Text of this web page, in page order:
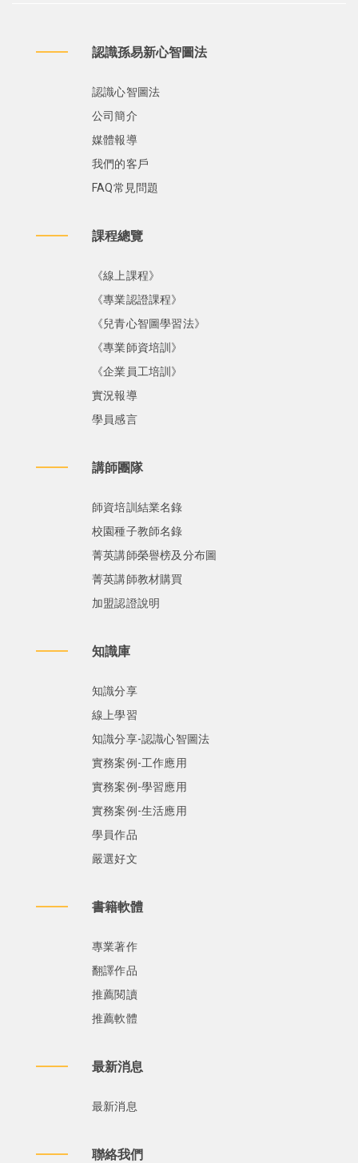
認識孫易新心智圖法
認識心智圖法
公司簡介
媒體報導
我們的客戶
FAQ常見問題
課程總覽
《線上課程》
《專業認證課程》
《兒青心智圖學習法》
《專業師資培訓》
《企業員工培訓》
實況報導
學員感言
講師團隊
師資培訓結業名錄
校園種子教師名錄
菁英講師榮譽榜及分布圖
菁英講師教材購買
加盟認證說明
知識庫
知識分享
線上學習
知識分享-認識心智圖法
實務案例-工作應用
實務案例-學習應用
實務案例-生活應用
學員作品
嚴選好文
書籍軟體
專業著作
翻譯作品
推薦閱讀
推薦軟體
最新消息
最新消息
聯絡我們